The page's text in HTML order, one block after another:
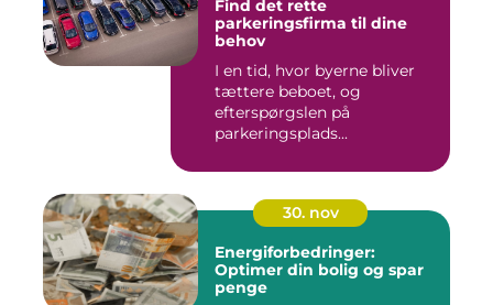
Find det rette
parkeringsfirma til dine
behov
I en tid, hvor byerne bliver
tættere beboet, og
efterspørgslen på
parkeringsplads...
30. nov
Energiforbedringer:
Optimer din bolig og spar
penge